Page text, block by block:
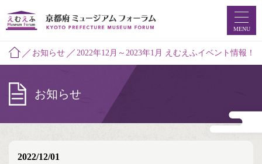
MENU
お知らせ 2022年12月～2023年1月 えむえふイベント情報！
お知らせ
2022/12/01